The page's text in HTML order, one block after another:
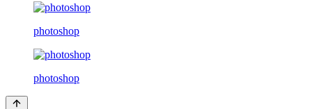
photoshop
photoshop